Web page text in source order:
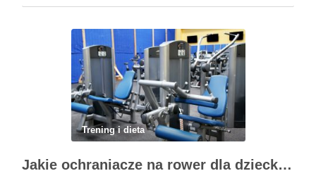
praktykowanie tej pozycji może poprawić elastyczność
Trening i dieta
Jakie ochraniacze na rower dla dziecka wybrać? Praktyczny poradnik